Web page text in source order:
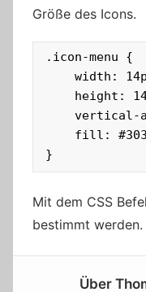
Größe des Icons.
.icon-menu {
width:
height:
vertical-
fill:
}
Mit dem CSS
bestimmt werden.
Über